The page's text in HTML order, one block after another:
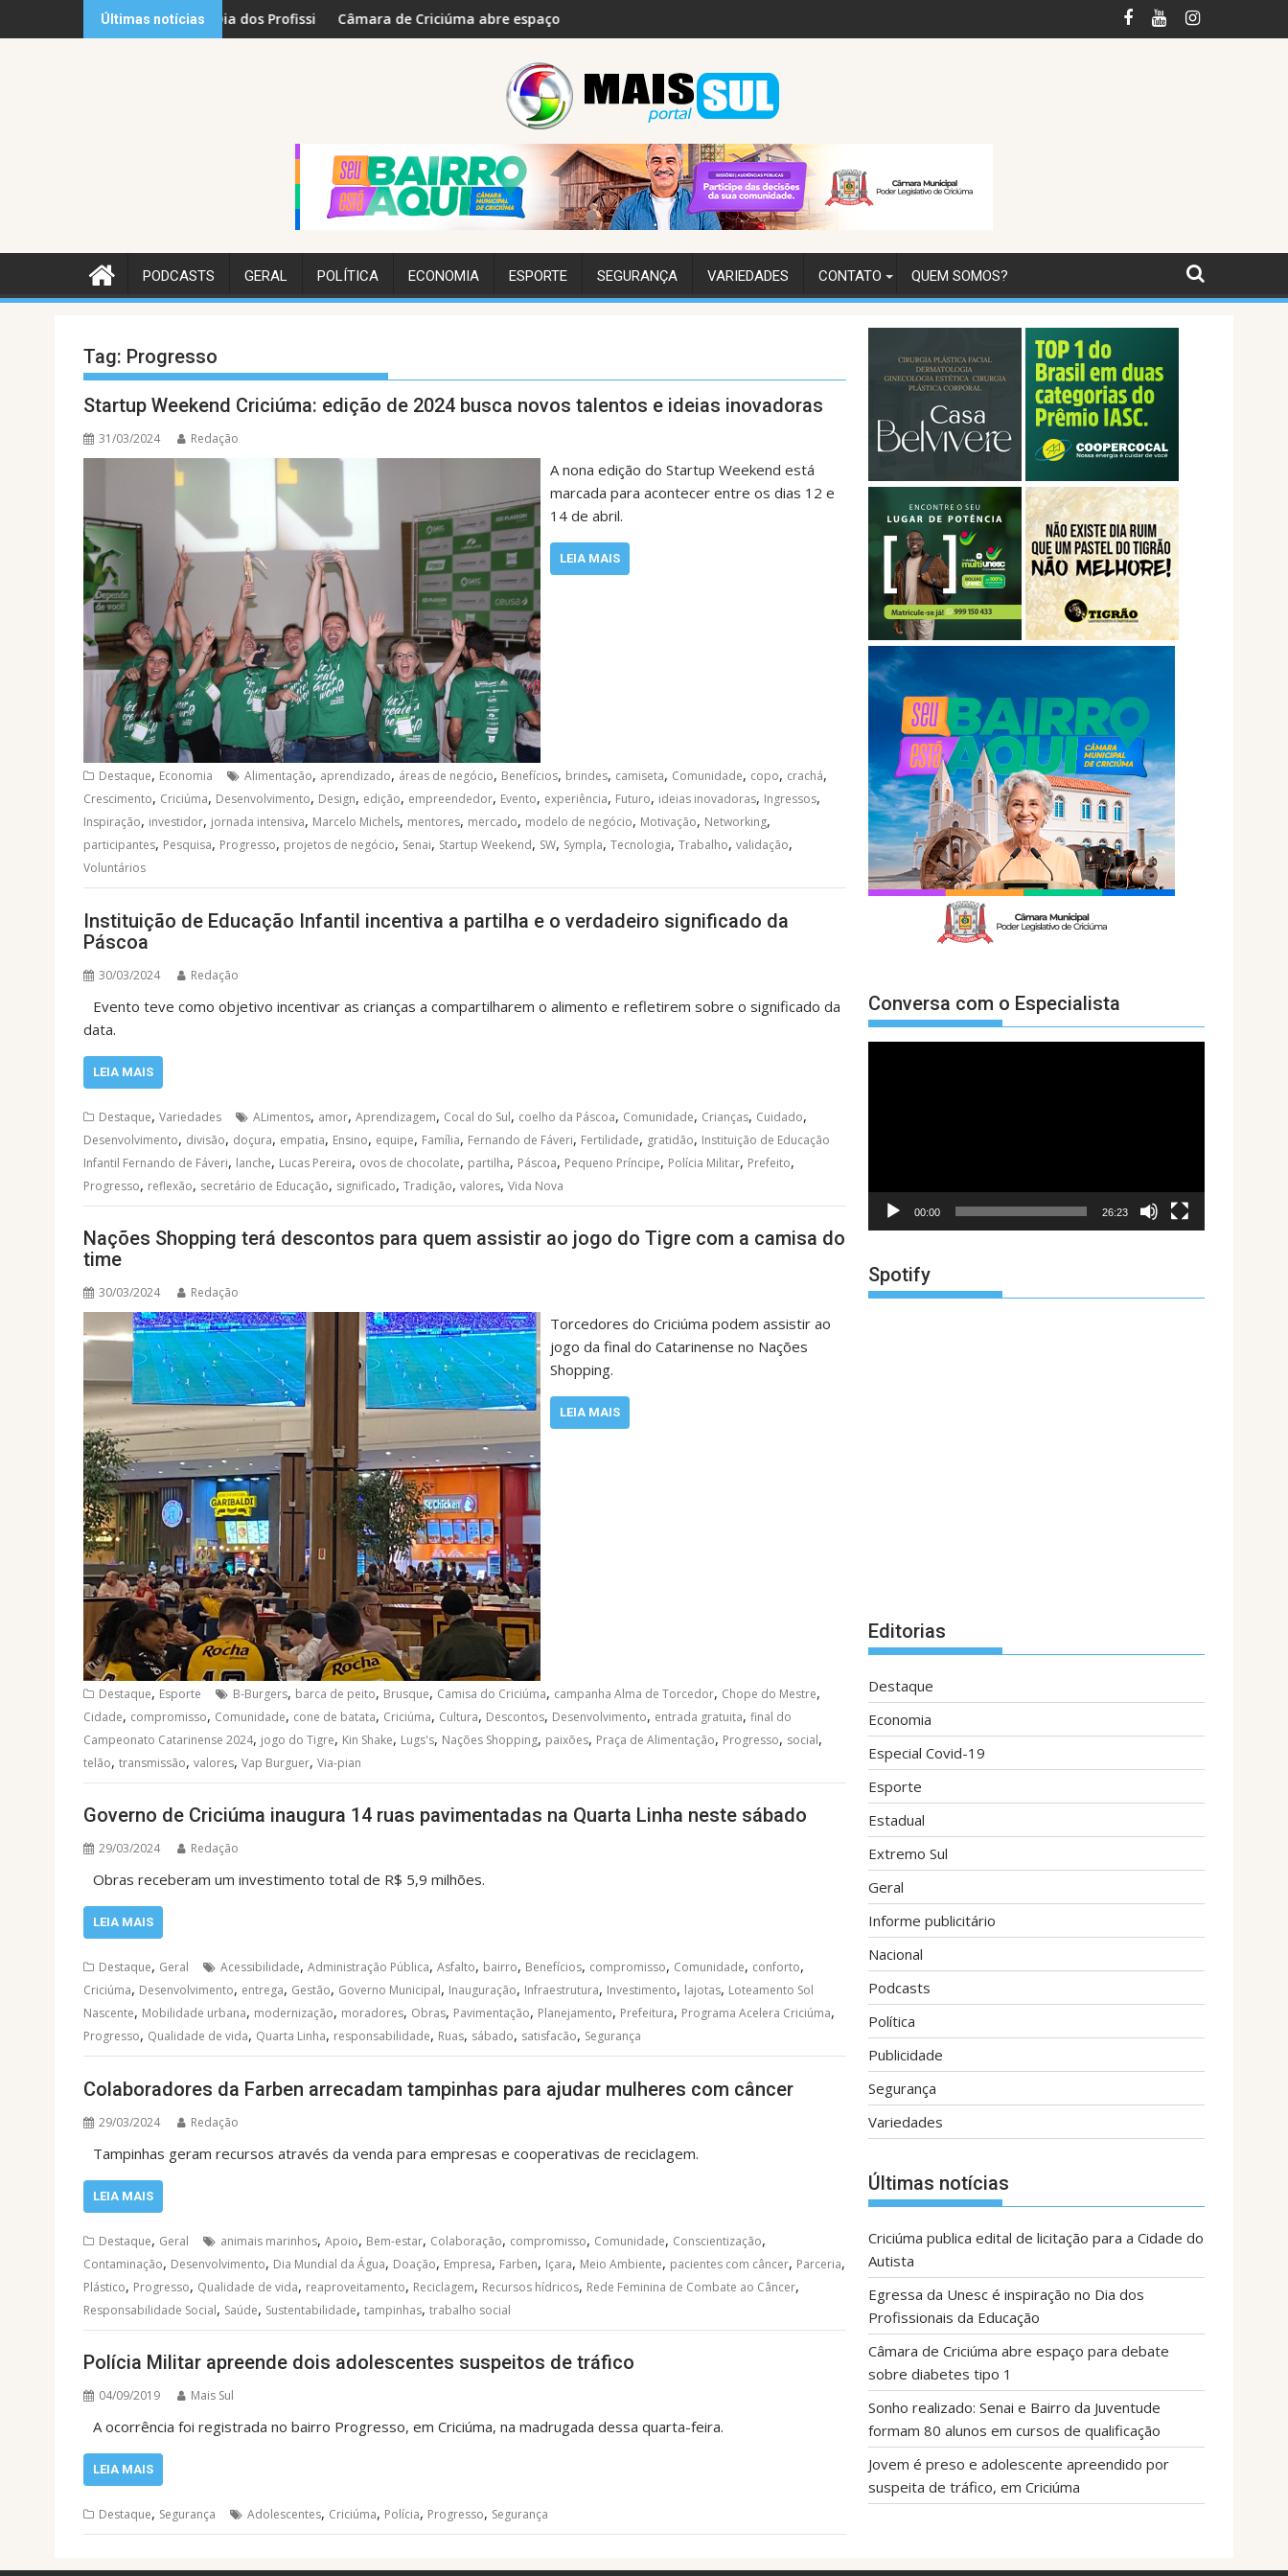
to
Últimas notícias
é inspiração no Dia dos Profissionais da EducaçãoCâmara de Criciúma abre espaço para debate sobre diabetes tipo 1Sonho realizado: Senai e Bairro da Juventude formam 80 alunos em cursos de qualificação
Jovem é preso e adolescente apreendido por
PODCASTS GERAL POLÍTICA ECONOMIA ESPORTE SEGURANÇA VARIEDADES CONTATO QUEM SOMOS?
Tag: Progresso
Startup Weekend Criciúma: edição de 2024 busca novos talentos e ideias inovadoras
31/03/2024 Redação
A nona edição do Startup Weekend está
marcada para acontecer entre os dias 12 e
14 de abril.
LEIA MAIS
Destaque, Economia Alimentação, aprendizado, áreas de negócio, Benefícios, brindes, camiseta, Comunidade, copo, crachá,
Crescimento, Criciúma, Desenvolvimento, Design, edição, empreendedor, Evento, experiência, Futuro, ideias inovadoras, Ingressos,
Inspiração, investidor, jornada intensiva, Marcelo Michels, mentores, mercado, modelo de negócio, Motivação, Networking,
participantes, Pesquisa, Progresso, projetos de negócio, Senai, Startup Weekend, SW, Sympla, Tecnologia, Trabalho, validação,
Voluntários
Instituição de Educação Infantil incentiva a partilha e o verdadeiro significado da
Páscoa
30/03/2024 Redação
Evento teve como objetivo incentivar as crianças a compartilharem o alimento e refletirem sobre o significado da
data.
LEIA MAIS
Destaque, Variedades ALimentos, amor, Aprendizagem, Cocal do Sul, coelho da Páscoa, Comunidade, Crianças, Cuidado,
Desenvolvimento, divisão, doçura, empatia, Ensino, equipe, Família, Fernando de Fáveri, Fertilidade, gratidão, Instituição de Educação
Infantil Fernando de Fáveri, lanche, Lucas Pereira, ovos de chocolate, partilha, Páscoa, Pequeno Príncipe, Polícia Militar, Prefeito,
Progresso, reflexão, secretário de Educação, significado, Tradição, valores, Vida Nova
Nações Shopping terá descontos para quem assistir ao jogo do Tigre com a camisa do
time
30/03/2024 Redação
Torcedores do Criciúma podem assistir ao
jogo da final do Catarinense no Nações
Shopping.
LEIA MAIS
Destaque, Esporte B-Burgers, barca de peito, Brusque, Camisa do Criciúma, campanha Alma de Torcedor, Chope do Mestre,
Cidade, compromisso, Comunidade, cone de batata, Criciúma, Cultura, Descontos, Desenvolvimento, entrada gratuita, final do
Campeonato Catarinense 2024, jogo do Tigre, Kin Shake, Lugs's, Nações Shopping, paixões, Praça de Alimentação, Progresso, social,
telão, transmissão, valores, Vap Burguer, Via-pian
Governo de Criciúma inaugura 14 ruas pavimentadas na Quarta Linha neste sábado
29/03/2024 Redação
Obras receberam um investimento total de R$ 5,9 milhões.
LEIA MAIS
Destaque, Geral Acessibilidade, Administração Pública, Asfalto, bairro, Benefícios, compromisso, Comunidade, conforto,
Criciúma, Desenvolvimento, entrega, Gestão, Governo Municipal, Inauguração, Infraestrutura, Investimento, lajotas, Loteamento Sol
Nascente, Mobilidade urbana, modernização, moradores, Obras, Pavimentação, Planejamento, Prefeitura, Programa Acelera Criciúma,
Progresso, Qualidade de vida, Quarta Linha, responsabilidade, Ruas, sábado, satisfacão, Segurança
Colaboradores da Farben arrecadam tampinhas para ajudar mulheres com câncer
29/03/2024 Redação
Tampinhas geram recursos através da venda para empresas e cooperativas de reciclagem.
LEIA MAIS
Destaque, Geral animais marinhos, Apoio, Bem-estar, Colaboração, compromisso, Comunidade, Conscientização,
Contaminação, Desenvolvimento, Dia Mundial da Água, Doação, Empresa, Farben, Içara, Meio Ambiente, pacientes com câncer, Parceria,
Plástico, Progresso, Qualidade de vida, reaproveitamento, Reciclagem, Recursos hídricos, Rede Feminina de Combate ao Câncer,
Responsabilidade Social, Saúde, Sustentabilidade, tampinhas, trabalho social
Polícia Militar apreende dois adolescentes suspeitos de tráfico
04/09/2019 Mais Sul
A ocorrência foi registrada no bairro Progresso, em Criciúma, na madrugada dessa quarta-feira.
LEIA MAIS
Destaque, Segurança Adolescentes, Criciúma, Polícia, Progresso, Segurança
Conversa com o Especialista
00:00 26:23
Spotify
Editorias
Destaque
Economia
Especial Covid-19
Esporte
Estadual
Extremo Sul
Geral
Informe publicitário
Nacional
Podcasts
Política
Publicidade
Segurança
Variedades
Últimas notícias
Criciúma publica edital de licitação para a Cidade do
Autista
Egressa da Unesc é inspiração no Dia dos
Profissionais da Educação
Câmara de Criciúma abre espaço para debate
sobre diabetes tipo 1
Sonho realizado: Senai e Bairro da Juventude
formam 80 alunos em cursos de qualificação
Jovem é preso e adolescente apreendido por
suspeita de tráfico, em Criciúma